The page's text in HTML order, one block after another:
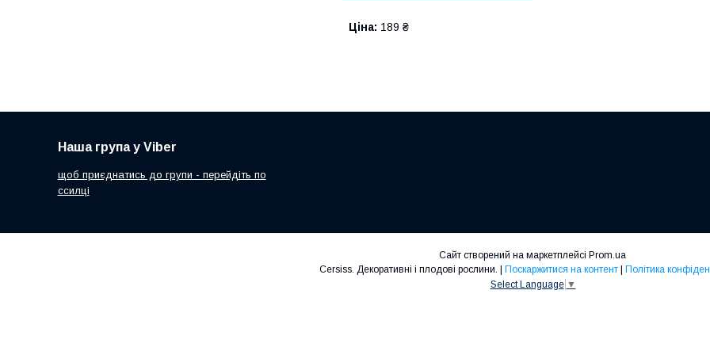
Ціна: 189 ₴
Наша група у Viber
щоб приєднатись до групи - перейдіть по
ссилці
Сайт створений на маркетплейсі Prom.ua
Поскаржитися на контент
Політика
Select Language ▼